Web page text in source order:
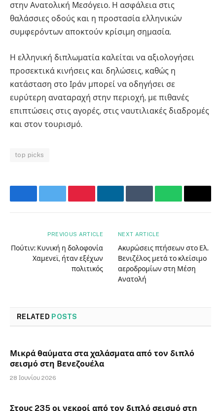
στην Ανατολική Μεσόγειο. Η ασφάλεια στις
θαλάσσιες οδούς και η προστασία ελληνικών
συμφερόντων αποκτούν κρίσιμη σημασία.
Η ελληνική διπλωματία καλείται να αξιολογήσει
προσεκτικά κινήσεις και δηλώσεις, καθώς η
κατάσταση στο Ιράν μπορεί να οδηγήσει σε
ευρύτερη αναταραχή στην περιοχή, με πιθανές
επιπτώσεις στις αγορές, στις ναυτιλιακές διαδρομές
και στον τουρισμό.
top picks
FacebookTwitterPinterestLinkedInTumblrWhatsApp
Email
PREVIOUS ARTICLE
Πούτιν: Κυνική η δολοφονία
Χαμενεϊ, ήταν εξέχων
πολιτικός
NEXT ARTICLE
Ακυρώσεις πτήσεων στο Ελ.
Βενιζέλος μετά το κλείσιμο
αεροδρομίων στη Μέση
Ανατολή
RELATED POSTS
Μικρά θαύματα στα χαλάσματα από τον διπλό
σεισμό στη Βενεζουέλα
28 Ιουνίου 2026
Στους 235 οι νεκροί από τον διπλό σεισμό στη